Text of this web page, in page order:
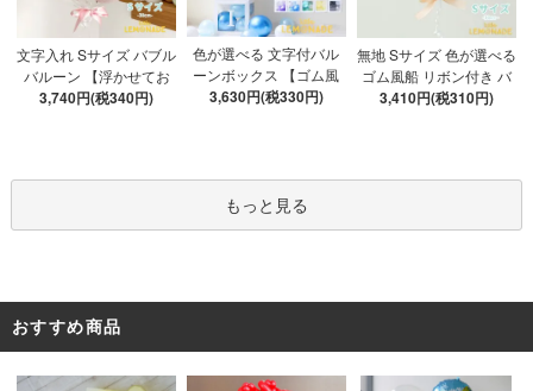
文字入れ Sサイズ バブル
バルーン 【浮かせてお
届け】 バルーン
3,740円(税340円)
色が選べる 文字付バル
ーンボックス 【ゴム風
船&文字パーツ付き】 DI
ツ52枚 推し活
3,630円(税330円)
無地 Sサイズ 色が選べる
ゴム風船 リボン付き バ
ブルバルーン 【浮かせ
3,410円(税310円)
もっと見る
おすすめ商品